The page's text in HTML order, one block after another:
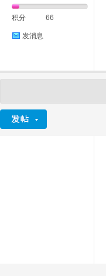
积分 66
发消息